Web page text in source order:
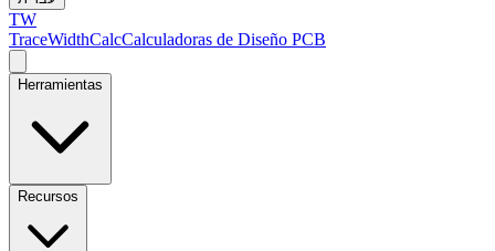
TW
TraceWidthCalcCalculadoras de Diseño PCB
Herramientas
Recursos